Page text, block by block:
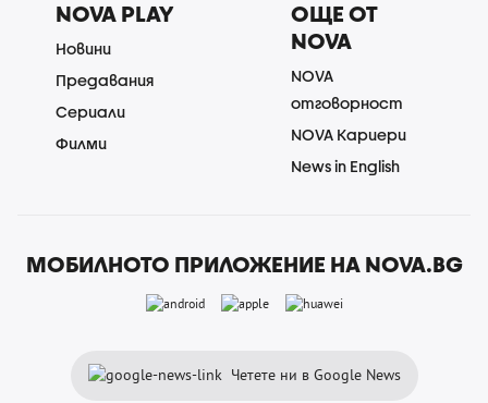
NOVA PLAY
Новини
Предавания
Сериали
Филми
ОЩЕ ОТ
NOVA
NOVA
отговорност
NOVA Кариери
News in English
МОБИЛНОТО ПРИЛОЖЕНИЕ НА NOVA.BG
Четете ни в Google News